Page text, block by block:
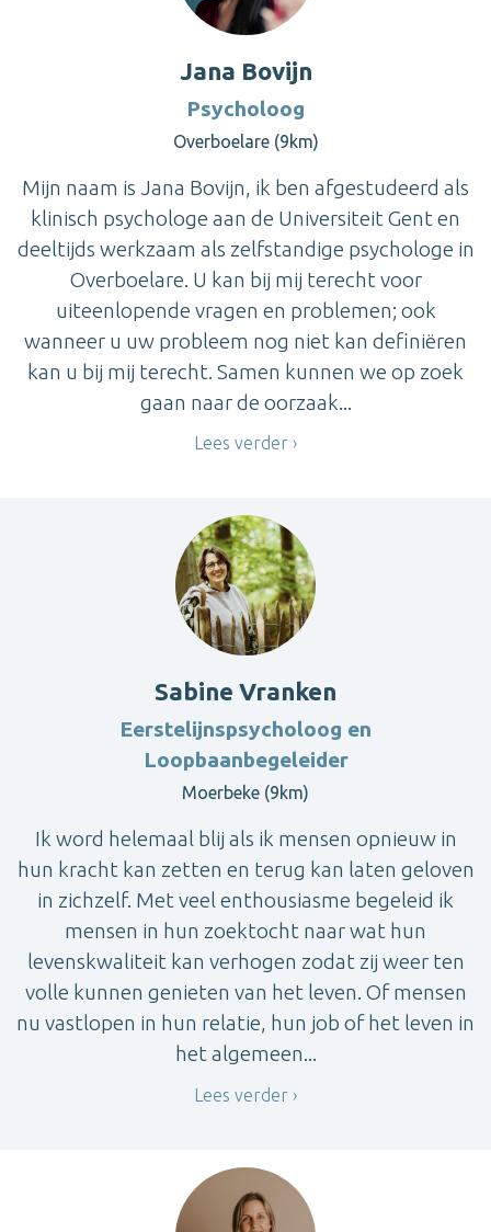
Jana Bovijn
Psycholoog
Overboelare (9km)
Mijn naam is Jana Bovijn, ik ben afgestudeerd als
klinisch psychologe aan de Universiteit Gent en
deeltijds werkzaam als zelfstandige psychologe in
Overboelare. U kan bij mij terecht voor
uiteenlopende vragen en problemen; ook
wanneer u uw probleem nog niet kan definiëren
kan u bij mij terecht. Samen kunnen we op zoek
gaan naar de oorzaak...
Lees verder
Sabine Vranken
Eerstelijnspsycholoog en
Loopbaanbegeleider
Moerbeke (9km)
Ik word helemaal blij als ik mensen opnieuw in
hun kracht kan zetten en terug kan laten geloven
in zichzelf. Met veel enthousiasme begeleid ik
mensen in hun zoektocht naar wat hun
levenskwaliteit kan verhogen zodat zij weer ten
volle kunnen genieten van het leven. Of mensen
nu vastlopen in hun relatie, hun job of het leven in
het algemeen...
Lees verder